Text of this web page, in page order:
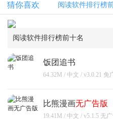
猜你喜欢 阅读软件排行榜
阅读软件排行榜前十名
饭团追书
64.32M / 中文 / v3.0.21 免
比熊漫画无广告版
19.41M / 中文 / v5.1.5 无